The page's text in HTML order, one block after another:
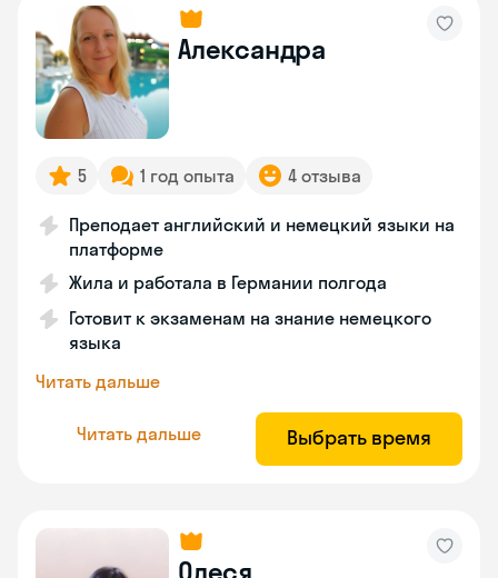
Александра
5 1 год опыта 4 отзыва
Преподает английский и немецкий языки на
платформе
Жила и работала в Германии полгода
Готовит к экзаменам на знание немецкого
языка
Читать дальше
Читать дальше Выбрать время
Олеся